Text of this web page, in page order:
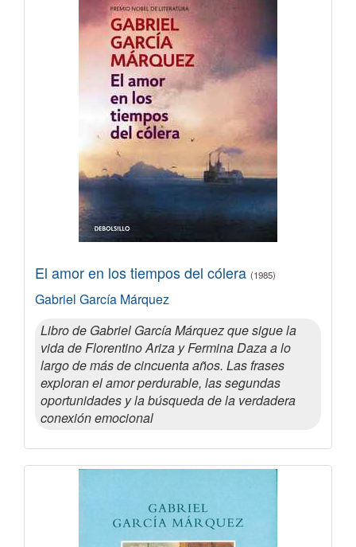
El amor en los tiempos del cólera (1985)
Gabriel García Márquez
Libro de Gabriel García Márquez que sigue la
vida de Florentino Ariza y Fermina Daza a lo
largo de más de cincuenta años. Las frases
exploran el amor perdurable, las segundas
oportunidades y la búsqueda de la verdadera
conexión emocional